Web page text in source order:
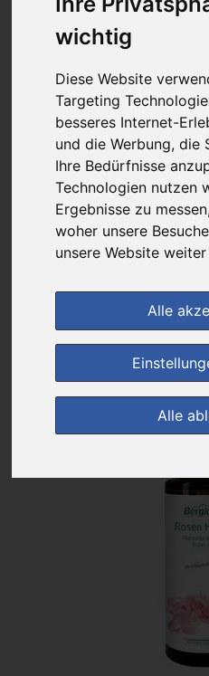
wichtig
Diese Website
Targeting
besseres Internet-
und die Werbung, die
Ihre Bedürfnisse
Technologien nutzen
Ergebnisse zu
woher unsere
unsere Website
Alle
Alle
DIE NEUE
kein Versand - nur
Ersparnis: 41 %
Preis pro 1
Daten vom
(0) Jetzt
zur